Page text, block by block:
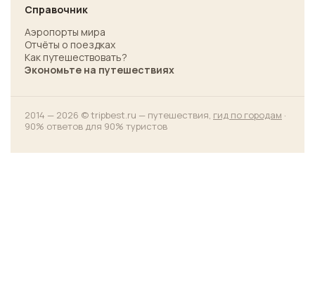
Справочник
Аэропорты мира
Отчёты о поездках
Как путешествовать?
Экономьте на путешествиях
2014 — 2026 © tripbest.ru — путешествия, гид по городам ·
90% ответов для 90% туристов